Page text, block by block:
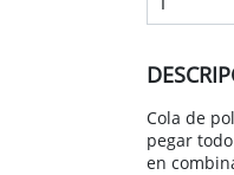
ESTUFAS
FUMISTERIA
REJILLAS
LÁMPARAS
MARCOS
PAPEL
VESTUARIO
GRILLETES,
LIMPIEZA
RUEDAS
SISTEMAS
MOBILIARIO
PISCINA
RIEGO
VALLADOS,
ESMALTES
ESMALTES
ESMALTES
Cola de
pegar
en